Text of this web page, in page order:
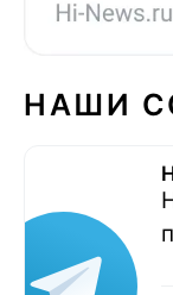
НАШИ